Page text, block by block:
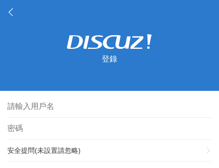
登錄
安全提問(未設置請忽略)